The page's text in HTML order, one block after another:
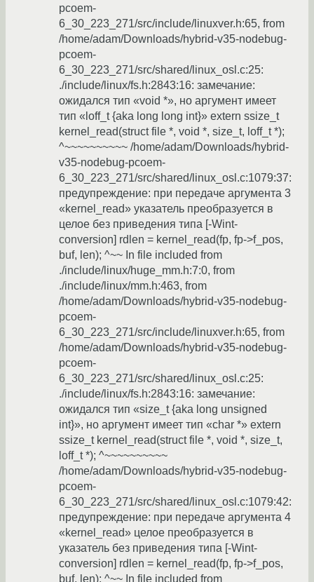
pcoem-
6_30_223_271/src/include/linuxver.h:65, from
/home/adam/Downloads/hybrid-v35-nodebug-
pcoem-
6_30_223_271/src/shared/linux_osl.c:25:
./include/linux/fs.h:2843:16: замечание:
ожидался тип «void *», но аргумент имеет
тип «loff_t {aka long long int}» extern ssize_t
kernel_read(struct file *, void *, size_t, loff_t *);
^~~~~~~~~~~ /home/adam/Downloads/hybrid-
v35-nodebug-pcoem-
6_30_223_271/src/shared/linux_osl.c:1079:37:
предупреждение: при передаче аргумента 3
«kernel_read» указатель преобразуется в
целое без приведения типа [-Wint-
conversion] rdlen = kernel_read(fp, fp->f_pos,
buf, len); ^~~ In file included from
./include/linux/huge_mm.h:7:0, from
./include/linux/mm.h:463, from
/home/adam/Downloads/hybrid-v35-nodebug-
pcoem-
6_30_223_271/src/include/linuxver.h:65, from
/home/adam/Downloads/hybrid-v35-nodebug-
pcoem-
6_30_223_271/src/shared/linux_osl.c:25:
./include/linux/fs.h:2843:16: замечание:
ожидался тип «size_t {aka long unsigned
int}», но аргумент имеет тип «char *» extern
ssize_t kernel_read(struct file *, void *, size_t,
loff_t *); ^~~~~~~~~~~
/home/adam/Downloads/hybrid-v35-nodebug-
pcoem-
6_30_223_271/src/shared/linux_osl.c:1079:42:
предупреждение: при передаче аргумента 4
«kernel_read» целое преобразуется в
указатель без приведения типа [-Wint-
conversion] rdlen = kernel_read(fp, fp->f_pos,
buf, len); ^~~ In file included from